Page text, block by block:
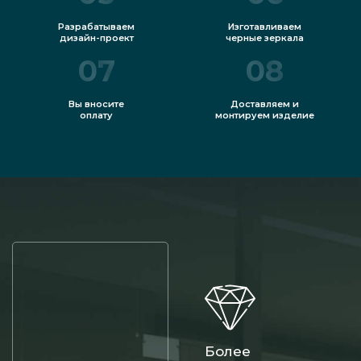
Разрабатываем
дизайн-проект
Изготавливаем
черные зеркала
07
Вы вносите
оплату
08
Доставляем и
монтируем изделие
Более